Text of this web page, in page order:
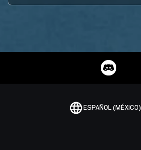
ESPAÑOL (MÉXICO)